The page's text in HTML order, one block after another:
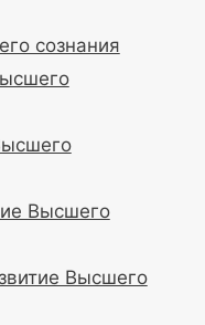
сознания
Высшего
Высшего